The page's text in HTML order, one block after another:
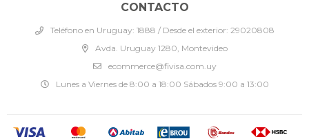
CONTACTO
Teléfono en Uruguay: 1888 / Desde el exterior: 29020808
Avda. Uruguay 1280, Montevideo
ecommerce@fivisa.com.uy
Lunes a Viernes de 8:00 a 18:00 Sábados 9:00 a 13:00